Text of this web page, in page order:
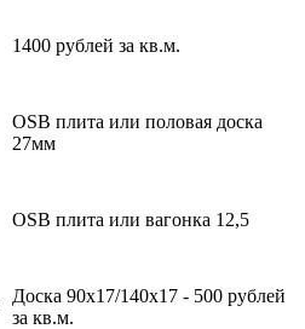
1400 рублей за кв.м.
OSB плита или половая доска
27мм
OSB плита или вагонка 12,5
Доска 90x17/140x17 - 500 рублей
за кв.м.